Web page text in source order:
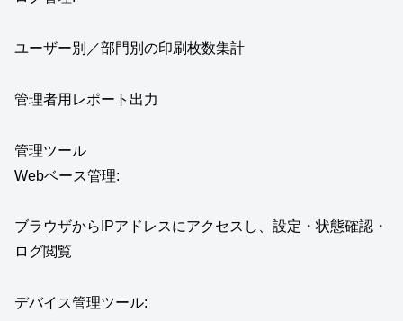
ユーザー別／部門別の印刷枚数集計
管理者用レポート出力
管理ツール
Webベース管理:
ブラウザからIPアドレスにアクセスし、設定・状態確認・
ログ閲覧
デバイス管理ツール: